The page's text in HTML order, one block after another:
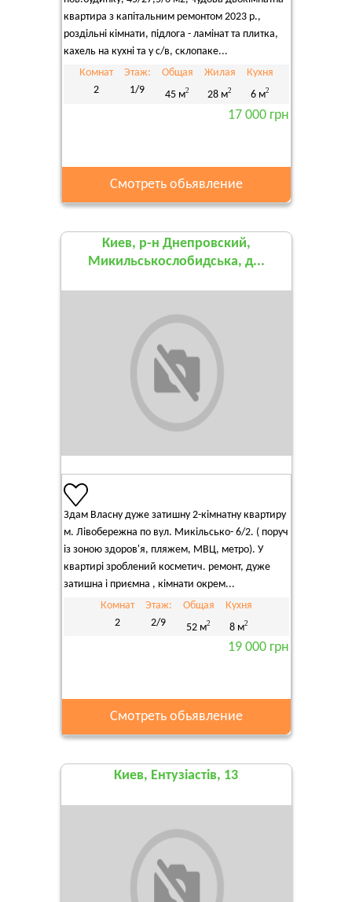
квартира з капітальним ремонтом 2023 р.,
роздільні кімнати, підлога - ламінат та плитка,
кахель на кухні та у с/в, склопаке...
Комнат
2
Этаж:
1/9
Общая
45 м2
Жилая
28 м2
Кухня
6 м2
17 000 грн
Смотреть обьявление
Киев, р-н Днепровский,
Микильськослобидська, д...
Здам Власну дуже затишну 2-кімнатну квартиру
м. Лівобережна по вул. Микільсько- 6/2. ( поруч
із зоною здоров'я, пляжем, МВЦ, метро). У
квартирі зроблений косметич. ремонт, дуже
затишна і приємна , кімнати окрем...
Комнат
2
Этаж:
2/9
Общая
52 м2
Кухня
8 м2
19 000 грн
Смотреть обьявление
Киев, Ентузіастів, 13